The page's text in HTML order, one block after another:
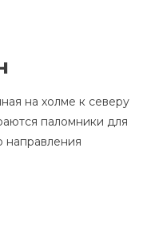
на холме к северу
паломники для
направления